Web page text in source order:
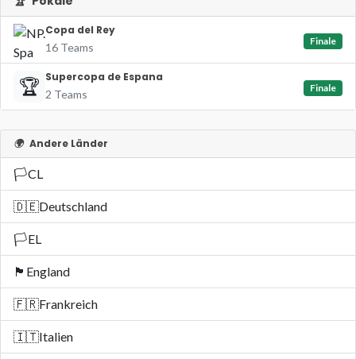
Copa del Rey
16 Teams
Finale
🏆 Supercopa de Espana
2 Teams
Finale
🌍 Andere Länder
🏳️CL
🇩🇪Deutschland
🏳️EL
🏴󠁧󠁢󠁥󠁮󠁧󠁿 England
🇫🇷Frankreich
🇮🇹Italien